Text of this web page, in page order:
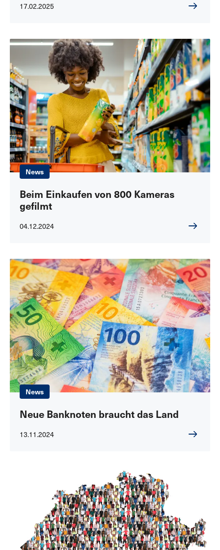
17.02.2025
News
Beim Einkaufen von 800 Kameras
gefilmt
04.12.2024
News
Neue Banknoten braucht das Land
13.11.2024